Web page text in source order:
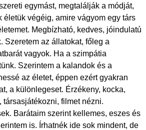
egymást, megtalálják a módját,
életük végéig, amire vágyom egy társ
Megbízható, kedves, jóindulatú
Szeretem az állatokat, főleg a
vagyok. Ha a szimpátia
Szerintem a kalandok és a
az életet, éppen ezért gyakran
a különlegeset. Érzékeny, kocka,
társasjátékozni, filmet nézni.
Barátaim szerint kellemes, eszes és
is. Írhatnék ide sok mindent, de